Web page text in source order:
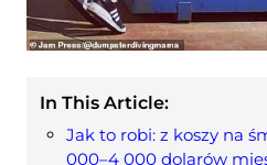
In This Article:
Jak to robi: z koszy na
000–4 000 dolarów